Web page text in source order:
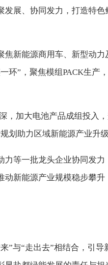
展、协同发力，打造特
新能源商用车、新型动
环”，聚焦模组PACK生产
，加大电池产品成组投入
划助力区域新能源产业升级
等一批龙头企业协同发
新能源产业规模稳步攀
”与“走出去”相结合，引